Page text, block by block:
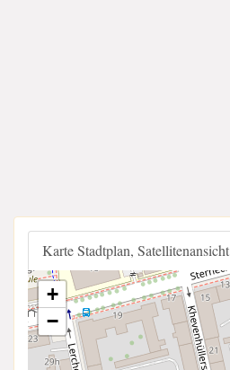
Karte Stadtplan, Satellitenansicht
+
−